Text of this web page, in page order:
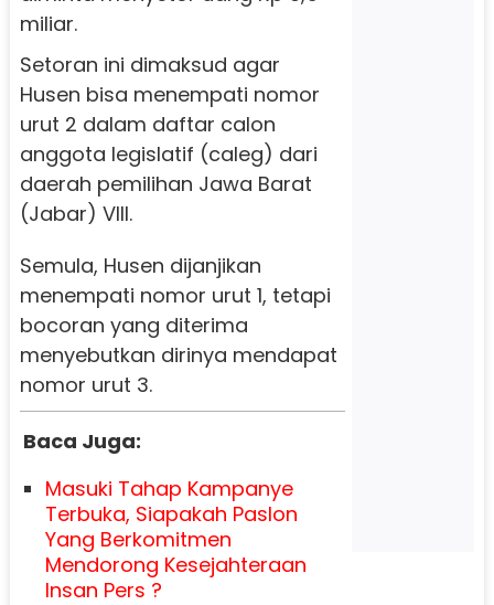
miliar.
Setoran ini dimaksud agar
Husen bisa menempati nomor
urut 2 dalam daftar calon
anggota legislatif (caleg) dari
daerah pemilihan Jawa Barat
(Jabar) VIII.
Semula, Husen dijanjikan
menempati nomor urut 1, tetapi
bocoran yang diterima
menyebutkan dirinya mendapat
nomor urut 3.
Baca Juga:
Masuki Tahap Kampanye
Terbuka, Siapakah Paslon
Yang Berkomitmen
Mendorong Kesejahteraan
Insan Pers ?